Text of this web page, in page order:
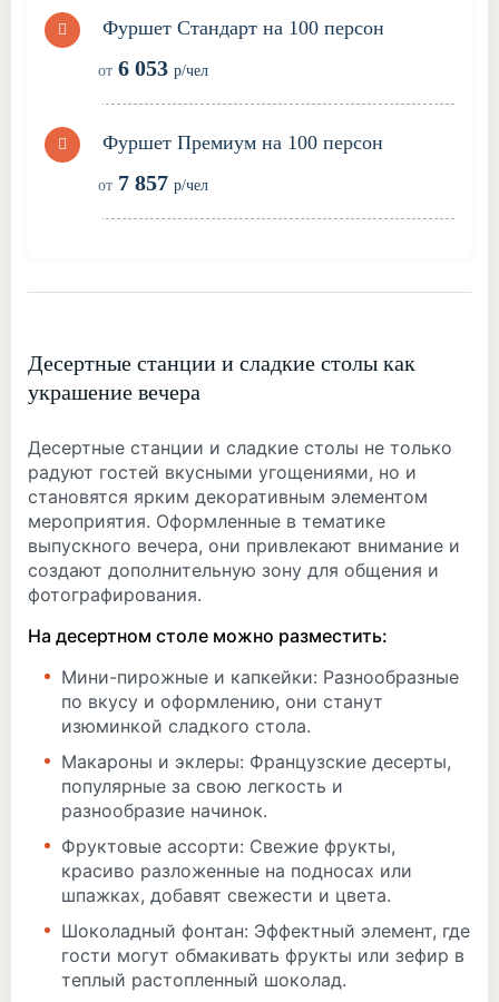
Фуршет Стандарт на 100 персон
от 6 053 р/чел
Фуршет Премиум на 100 персон
от 7 857 р/чел
Десертные станции и сладкие столы как
украшение вечера
Десертные станции и сладкие столы не только
радуют гостей вкусными угощениями, но и
становятся ярким декоративным элементом
мероприятия. Оформленные в тематике
выпускного вечера, они привлекают внимание и
создают дополнительную зону для общения и
фотографирования.
На десертном столе можно разместить:
Мини-пирожные и капкейки: Разнообразные
по вкусу и оформлению, они станут
изюминкой сладкого стола.
Макароны и эклеры: Французские десерты,
популярные за свою легкость и
разнообразие начинок.
Фруктовые ассорти: Свежие фрукты,
красиво разложенные на подносах или
шпажках, добавят свежести и цвета.
Шоколадный фонтан: Эффектный элемент, где
гости могут обмакивать фрукты или зефир в
теплый растопленный шоколад.